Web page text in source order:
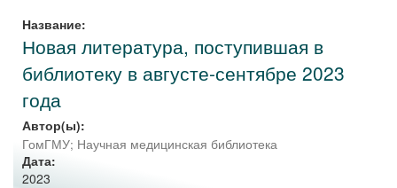
Название:
Новая литература, поступившая в
библиотеку в августе-сентябре 2023
года
Автор(ы):
ГомГМУ; Научная медицинская библиотека
Дата:
2023